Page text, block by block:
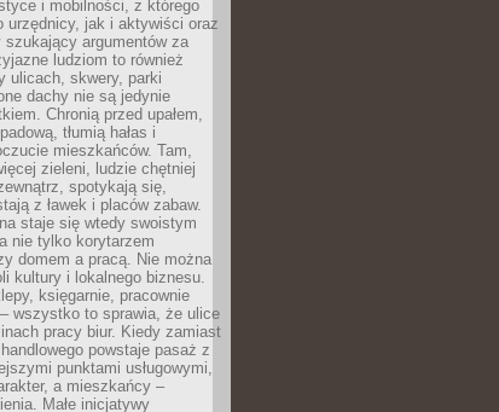
i mobilności, z którego
urzędnicy, jak i aktywiści oraz
argumentów za
ludziom to również
ulicach, skwery, parki
dachy nie są jedynie
Chronią przed upałem,
tłumią hałas i
mieszkańców. Tam,
zieleni, ludzie chętniej
spotykają się,
z ławek i placów zabaw.
staje się wtedy swoistym
nie tylko korytarzem
domem a pracą. Nie można
kultury i lokalnego biznesu.
księgarnie, pracownie
– wszystko to sprawia, że ulice
pracy biur. Kiedy zamiast
powstaje pasaż z
punktami usługowymi,
a mieszkańcy –
Małe inicjatywy